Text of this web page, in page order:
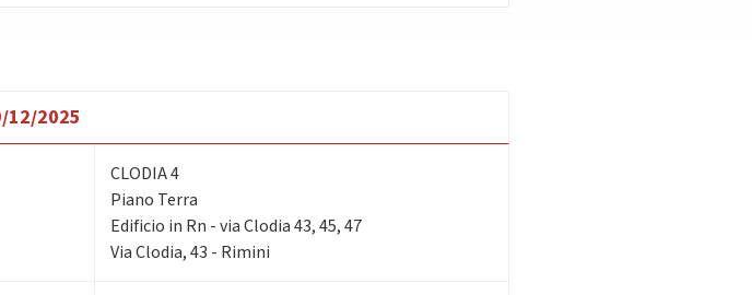
12/2025
CLODIA 4
Piano Terra
Edificio in Rn - via Clodia 43, 45, 47
Via Clodia, 43 - Rimini